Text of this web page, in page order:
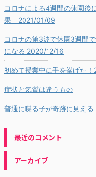
コロナによる4週間の休園後
果 2021/01/09
コロナの第3波で休園3週間
になる 2020/12/16
初めて授業中に手を挙げた
症状と気質は違うもの
普通に喋る子が奇跡に見える
最近のコメント
アーカイブ